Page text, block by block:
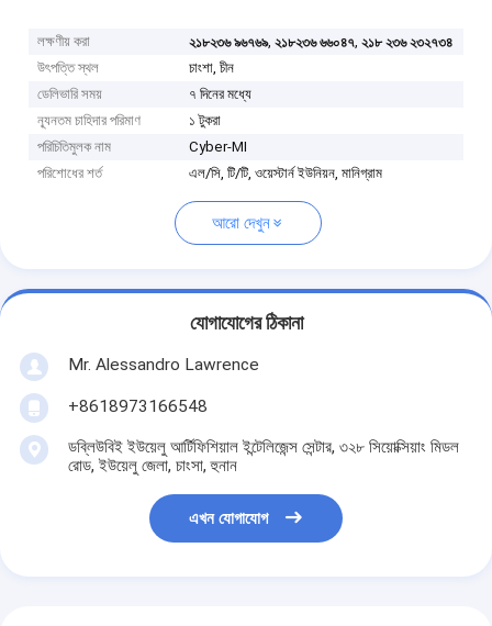
লক্ষণীয় করা ২১৮২৩৬ ৯৬৭৬৯,২১৮২৩৬ ৬৬০৪৭,২১৮ ২৩৬ ২৩২৭৩৪
উৎপত্তি স্থল
চাংশা, চীন
ডেলিভারি সময়
৭ দিনের মধ্যে
ন্যূনতম চাহিদার পরিমাণ
১ টুকরা
পরিচিতিমুলক নাম
Cyber-MI
পরিশোধের শর্ত
এল/সি, টি/টি, ওয়েস্টার্ন ইউনিয়ন, মানিগ্রাম
আরো দেখুন
যোগাযোগের ঠিকানা
Mr. Alessandro Lawrence
+8618973166548
ডব্লিউবিই ইউয়েলু আর্টিফিশিয়াল ইন্টেলিজেন্স সেন্টার, ৩২৮ সিয়োক্সিয়াং মিডল
রোড, ইউয়েলু জেলা, চাংসা, হুনান
এখন যোগাযোগ